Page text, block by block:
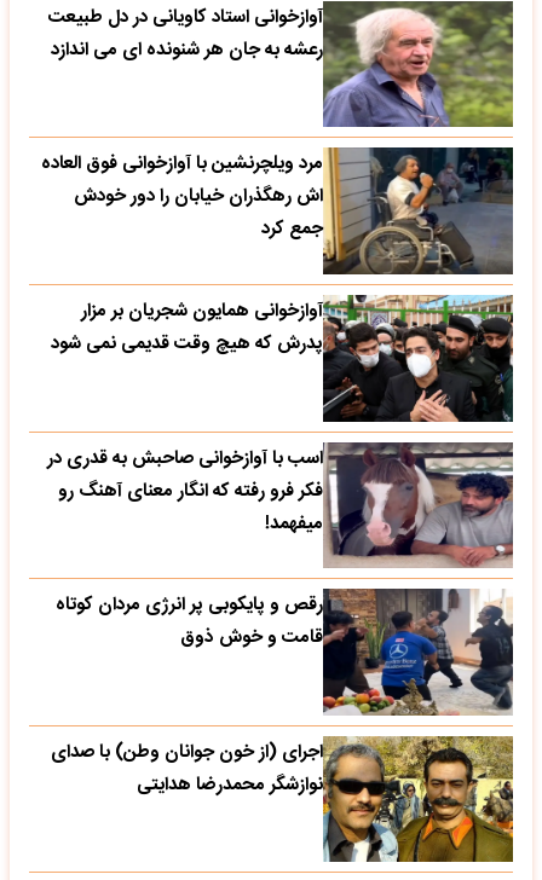
آوازخوانی استاد کاویانی در دل طبیعت
رعشه به جان هر شنونده ای می اندازد
مرد ویلچرنشین با آوازخوانی فوق العاده
اش رهگذران خیابان را دور خودش
جمع کرد
آوازخوانی همایون شجریان بر مزار
پدرش که هیچ وقت قدیمی نمی شود
اسب با آوازخوانی صاحبش به قدری در
فکر فرو رفته که انگار معنای آهنگ رو
میفهمد!
رقص و پایکوبی پر انرژی مردان کوتاه
قامت و خوش ذوق
اجرای (از خون جوانان وطن) با صدای
نوازشگر محمدرضا هدایتی